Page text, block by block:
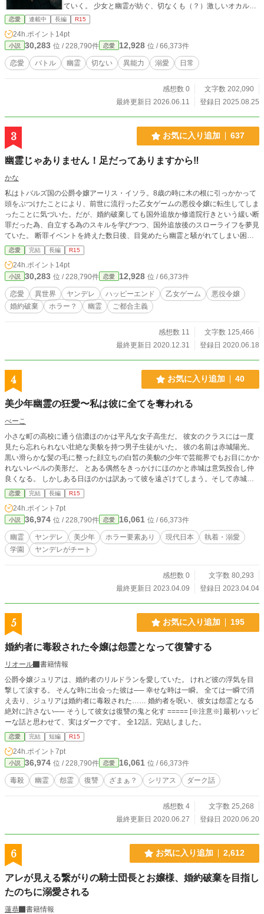
ていく。 少女と幽霊が紡ぐ、切なくも（？）激しいオカル
ト・ラブバトルストーリー。
恋愛 連載中 長編 R15
24h.ポイント 14pt
小説 30,283 位 / 228,790件 恋愛 12,928 位 / 66,373件
恋愛 バトル 幽霊 切ない 異能力 溺愛 日常
感想数 0
文字数 202,090
最終更新日 2026.06.11
登録日 2025.08.25
3 お気に入り追加 637
幽霊じゃありません！足だってありますから‼
かな
私はトバルズ国の公爵令嬢アーリス・イソラ。8歳の時に木の根に引っかかって
頭をぶつけたことにより、前世に流行った乙女ゲームの悪役令嬢に転生してしま
ったことに気づいた。だが、婚約破棄しても国外追放か修道院行きという緩い断
罪だった為、自立する為のスキルを学びつつ、国外追放後のスローライフを夢見
ていた。 断罪イベントを終えた数日後、目覚めたら幽霊と騒がれてしまい困惑
することに…。えっ？私、生きてますけど ※ご都合主義はご愛嬌ということで
見逃してください(*･ω･)*_ _)ﾍﾟｺﾘ ※遅筆なので、ゆっくり更新になるかもしれ
ません。
恋愛 完結 長編 R15
24h.ポイント 14pt
小説 30,283 位 / 228,790件 恋愛 12,928 位 / 66,373件
恋愛 異世界 ヤンデレ ハッピーエンド 乙女ゲーム
悪役令嬢
婚約破棄
ホラー？ 幽霊 ご都合主義
感想数 11
文字数 125,466
最終更新日 2020.12.31
登録日 2020.06.18
4 お気に入り追加 40
美少年幽霊の狂愛〜私は彼に全てを奪われる
べーこ
小さな町の高校に通う信濃ほのかは平凡な女子高生だ。 彼女のクラスには一度
見たら忘れられない壮絶な美貌を持つ男子生徒がいた。 彼の名前は赤城陽光。
黒い滑らかな髪の毛に整った顔立ちの白皙の美貌の少年で芸能界でもお目にかか
れないレベルの美形だ。 とある偶然をきっかけにほのかと赤城は意気投合し仲
良くなる。 しかしある日ほのかは訳あって彼を遠ざけてしまう。そして赤城が
ほのかに淡い恋心を抱いてるのをほのかは知らなかった。 不慮の事故で亡くな
った赤城は淡い恋心が独占欲と執着心に塗れてしまい悪霊となってほのかの元へ
と現れた 絶世の美少年幽霊ヤンデレと臆病なヒロインの物語です。 つよつよヤ
ンデレに何もかも奪われて人生を引っ掻き回される連作短編です
恋愛 完結 長編 R15
24h.ポイント 7pt
小説 36,974 位 / 228,790件 恋愛 16,061 位 / 66,373件
幽霊 ヤンデレ 美少年 ホラー要素あり 現代日本
執着・溺愛
学園
ヤンデレがチート
感想数 0
文字数 80,293
最終更新日 2023.04.09
登録日 2023.04.04
5 お気に入り追加 195
婚約者に毒殺された令嬢は怨霊となって復讐する
リオール
書籍情報
公爵令嬢ジュリアは、婚約者のリルドランを愛していた。 けれど彼の浮気を目
撃して涙する。 そんな時に出会った彼は── 幸せな時は一瞬。 全ては一瞬で消
え去り、ジュリアは婚約者に毒殺された…… 婚約者を呪い、彼女は怨霊となる
絶対に許さない── そうして彼女は復讐の鬼と化す ===== [※注意※] 最初ハッピ
ーな話と思わせて、実はダークです。 全12話。完結しました。
恋愛 完結 短編 R15
24h.ポイント 7pt
小説 36,974 位 / 228,790件 恋愛 16,061 位 / 66,373件
毒殺 幽霊 怨霊 復讐 ざまぁ？ シリアス ダーク話
感想数 4
文字数 25,268
最終更新日 2020.06.27
登録日 2020.06.20
6 お気に入り追加 2,612
アレが見える繋がりの騎士団長とお嬢様、婚約破棄を目指し
たのちに溺愛される
蓮恭 書籍情報